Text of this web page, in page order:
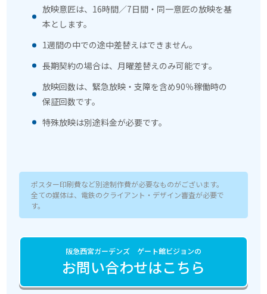
放映意匠は、16時間／7日間・同一意匠の放映を基
本とします。
1週間の中での途中差替えはできません。
長期契約の場合は、月曜差替えのみ可能です。
放映回数は、緊急放映・支障を含め90％稼働時の
保証回数です。
特殊放映は別途料金が必要です。
ポスター印刷費など別途制作費が必要なものがございます。
全ての媒体は、電鉄のクライアント・デザイン審査が必要で
す。
阪急西宮ガーデンズ ゲート館ビジョンの
お問い合わせはこちら